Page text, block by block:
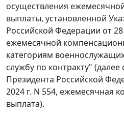
осуществления
выплаты, установленной
Российской Федерации от
ежемесячной
категориям
службу по контракту" (далее
Президента Российской
2024 г. N 554, ежемесячная
выплата).